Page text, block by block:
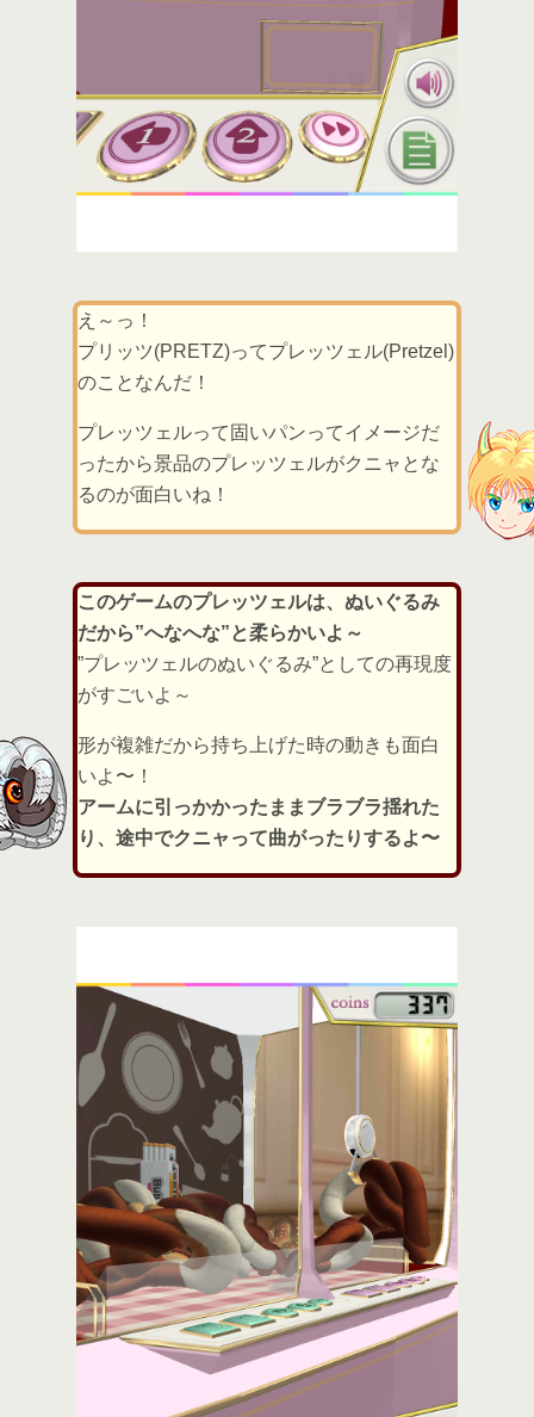
え～っ！
プリッツ(PRETZ)ってプレッツェル(Pretzel)
のことなんだ！
プレッツェルって固いパンってイメージだ
ったから景品のプレッツェルがクニャとな
るのが面白いね！
このゲームのプレッツェルは、ぬいぐるみ
だから”へなへな”と柔らかいよ～
”プレッツェルのぬいぐるみ”としての再現度
がすごいよ～
形が複雑だから持ち上げた時の動きも面白
いよ〜！
アームに引っかかったままブラブラ揺れた
り、途中でクニャって曲がったりするよ〜